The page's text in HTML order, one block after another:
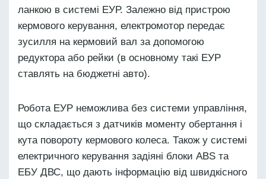
ланкою в системі ЕУР. Залежно від пристрою
кермового керування, електромотор передає
зусилля на кермовий вал за допомогою
редуктора або рейки (в основному такі ЕУР
ставлять на бюджетні авто).
Робота ЕУР неможлива без системи управління,
що складається з датчиків моменту обертання і
кута повороту кермового колеса. Також у системі
електричного керування задіяні блоки ABS та
ЕБУ ДВС, що дають інформацію від швидкісного